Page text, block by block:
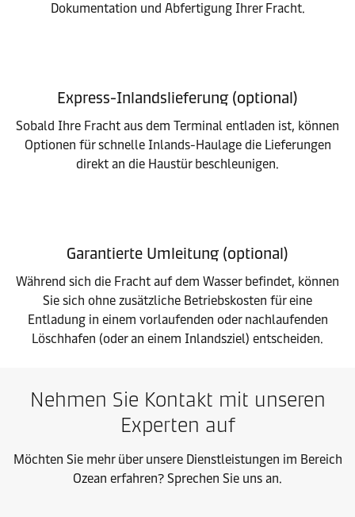
Dokumentation und Abfertigung Ihrer Fracht.
Express-Inlandslieferung (optional)
Sobald Ihre Fracht aus dem Terminal entladen ist, können
Optionen für schnelle Inlands-Haulage die Lieferungen
direkt an die Haustür beschleunigen.
Garantierte Umleitung (optional)
Während sich die Fracht auf dem Wasser befindet, können
Sie sich ohne zusätzliche Betriebskosten für eine
Entladung in einem vorlaufenden oder nachlaufenden
Löschhafen (oder an einem Inlandsziel) entscheiden.
Nehmen Sie Kontakt mit unseren
Experten auf
Möchten Sie mehr über unsere Dienstleistungen im Bereich
Ozean erfahren? Sprechen Sie uns an.